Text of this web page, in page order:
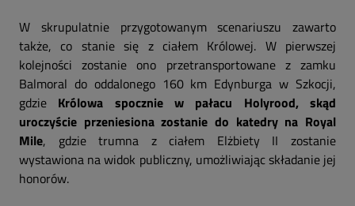
W skrupulatnie przygotowanym scenariuszu zawarto
także, co stanie się z ciałem Królowej. W pierwszej
kolejności zostanie ono przetransportowane z zamku
Balmoral do oddalonego 160 km Edynburga w Szkocji,
gdzie Królowa spocznie w pałacu Holyrood, skąd
uroczyście przeniesiona zostanie do katedry na Royal
Mile, gdzie trumna z ciałem Elżbiety II zostanie
wystawiona na widok publiczny, umożliwiając składanie jej
honorów.